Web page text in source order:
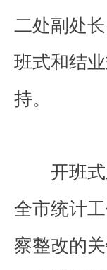
二处副处
班式和结
持。
开班
全市统计
察整改的